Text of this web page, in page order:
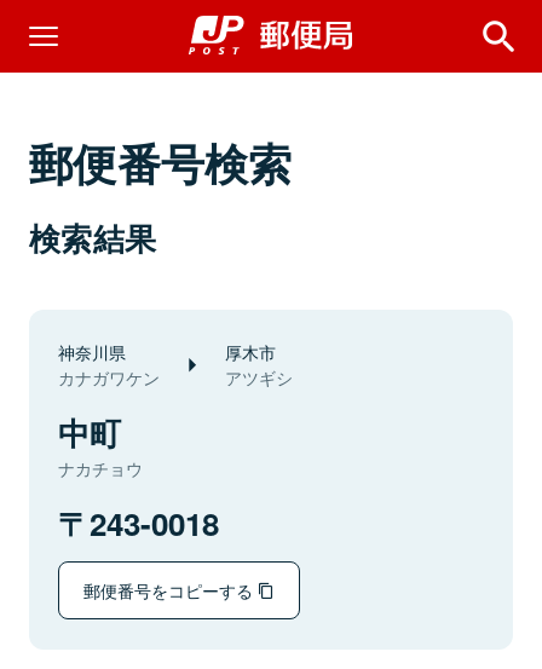
郵便番号検索
検索結果
神奈川県
カナガワケン
厚木市
アツギシ
中町
ナカチョウ
243-0018
郵便番号をコピーする